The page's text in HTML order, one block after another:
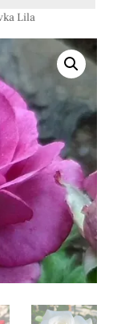
Lila